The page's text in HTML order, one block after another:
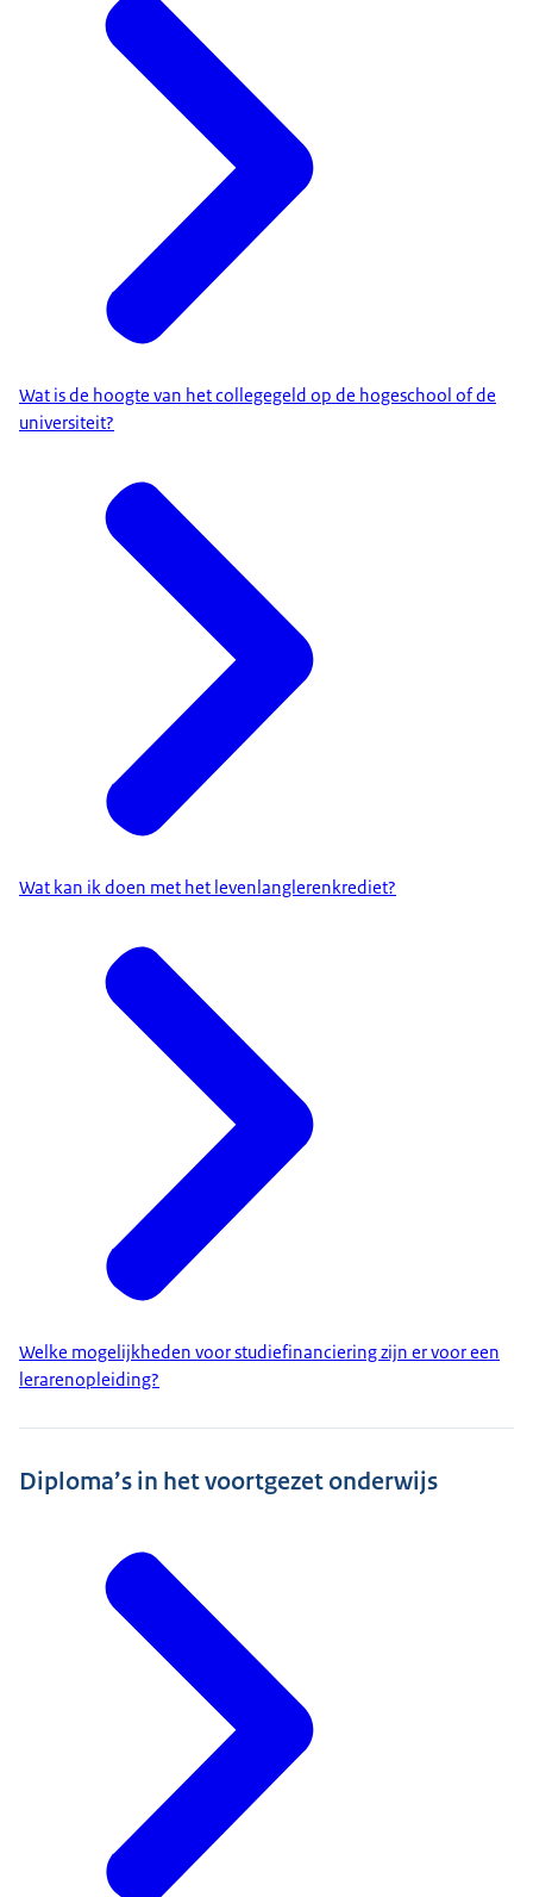
Wat is de hoogte van het collegegeld op de hogeschool of de
universiteit?
Wat kan ik doen met het levenlanglerenkrediet?
Welke mogelijkheden voor studiefinanciering zijn er voor een
lerarenopleiding?
Diploma’s in het voortgezet onderwijs